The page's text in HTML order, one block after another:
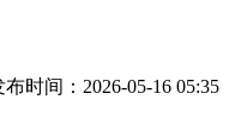
布时间：2026-05-16 05:35